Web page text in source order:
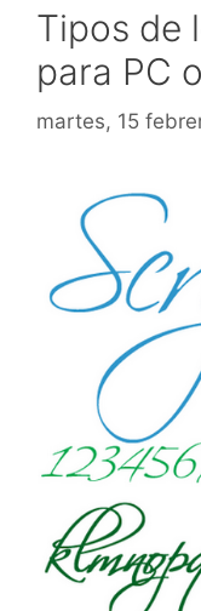
Tipos de
para PC
martes, 15